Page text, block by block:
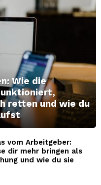
Wie die
retten und wie du
vom Arbeitgeber:
dir mehr bringen als
und wie du sie